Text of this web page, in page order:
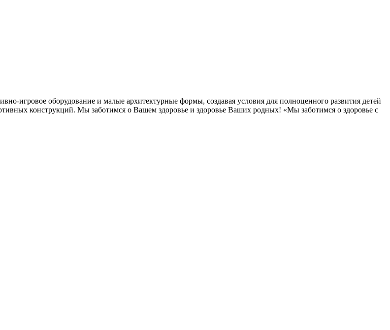
игровое оборудование и малые архитектурные формы, создавая условия для полноценного развития детей
конструкций. Мы заботимся о Вашем здоровье и здоровье Ваших родных! «Мы заботимся о здоровье с